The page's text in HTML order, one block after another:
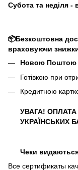
Субота та неділя -
📦Безкоштовна
враховуючи
Новою Поштою
Готівкою при
Кредитною
УВАГА!
УКРАЇНСЬКИХ
Чеки
Все сертификаты